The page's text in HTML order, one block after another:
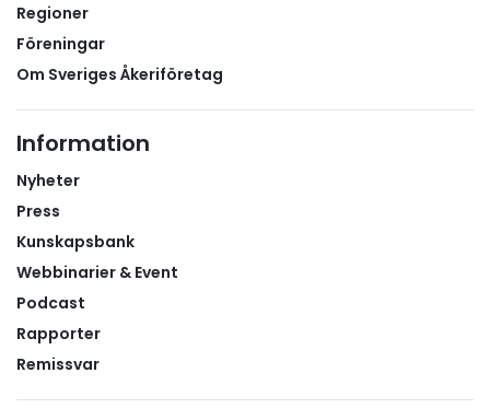
Regioner
Föreningar
Om Sveriges Åkeriföretag
Information
Nyheter
Press
Kunskapsbank
Webbinarier & Event
Podcast
Rapporter
Remissvar